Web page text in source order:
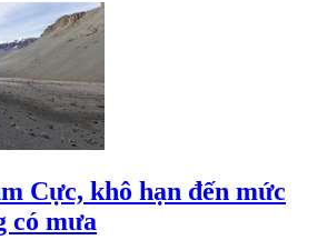
Cực, khô hạn đến mức
có mưa